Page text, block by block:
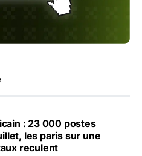
: 23 000 postes
les paris sur une
reculent